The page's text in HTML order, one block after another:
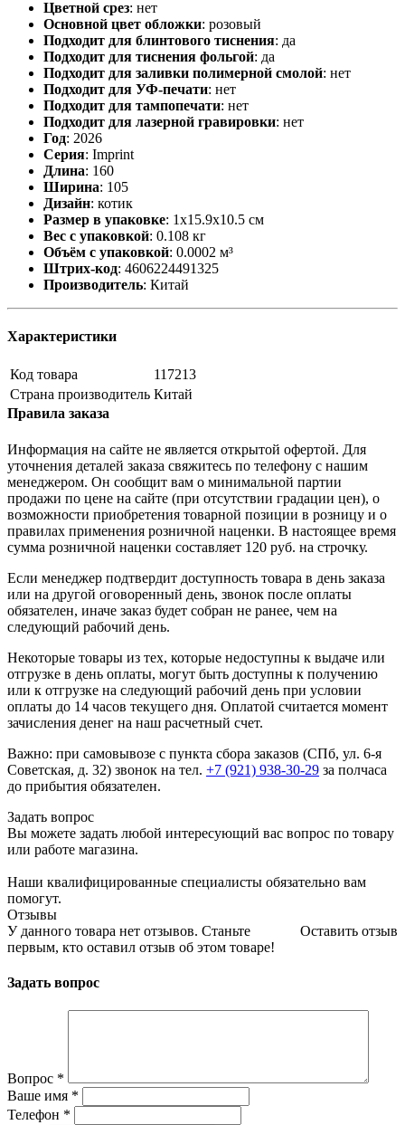
Цветной срез: нет
Основной цвет обложки: розовый
Подходит для блинтового тиснения: да
Подходит для тиснения фольгой: да
Подходит для заливки полимерной смолой: нет
Подходит для УФ-печати: нет
Подходит для тампопечати: нет
Подходит для лазерной гравировки: нет
Год: 2026
Серия: Imprint
Длина: 160
Ширина: 105
Дизайн: котик
Размер в упаковке: 1x15.9x10.5 см
Вес с упаковкой: 0.108 кг
Объём с упаковкой: 0.0002 м³
Штрих-код: 4606224491325
Производитель: Китай
Характеристики
Код товара
117213
Страна производитель Китай
Правила заказа
Информация на сайте не является открытой офертой. Для
уточнения деталей заказа свяжитесь по телефону с нашим
менеджером. Он сообщит вам о минимальной партии
продажи по цене на сайте (при отсутствии градации цен), о
возможности приобретения товарной позиции в розницу и о
правилах применения розничной наценки. В настоящее время
сумма розничной наценки составляет 120 руб. на строчку.
Если менеджер подтвердит доступность товара в день заказа
или на другой оговоренный день, звонок после оплаты
обязателен, иначе заказ будет собран не ранее, чем на
следующий рабочий день.
Некоторые товары из тех, которые недоступны к выдаче или
отгрузке в день оплаты, могут быть доступны к получению
или к отгрузке на следующий рабочий день при условии
оплаты до 14 часов текущего дня. Оплатой считается момент
зачисления денег на наш расчетный счет.
Важно: при самовывозе с пункта сборa заказов (СПб, ул. 6-я
Советская, д. 32) звонок на тел. +7 (921) 938-30-29 за полчаса
до прибытия обязателен.
Задать вопрос
Вы можете задать любой интересующий вас вопрос по товару
или работе магазина.
Наши квалифицированные специалисты обязательно вам
помогут.
Отзывы
Оставить отзыв
У данного товара нет отзывов. Станьте
первым, кто оставил отзыв об этом товаре!
Задать вопрос
Вопрос *
Ваше имя *
Телефон *